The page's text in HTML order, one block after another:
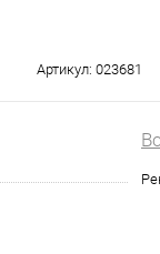
Артикул: 023681